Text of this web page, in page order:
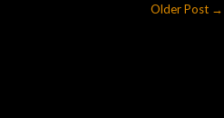
Older Post →